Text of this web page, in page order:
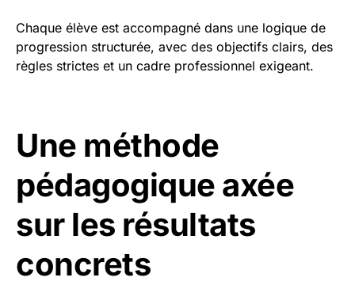
Chaque élève est accompagné dans une logique de
progression structurée, avec des objectifs clairs, des
règles strictes et un cadre professionnel exigeant.
Une méthode
pédagogique axée
sur les résultats
concrets